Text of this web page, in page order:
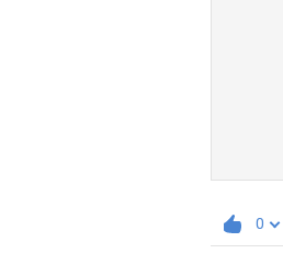
0